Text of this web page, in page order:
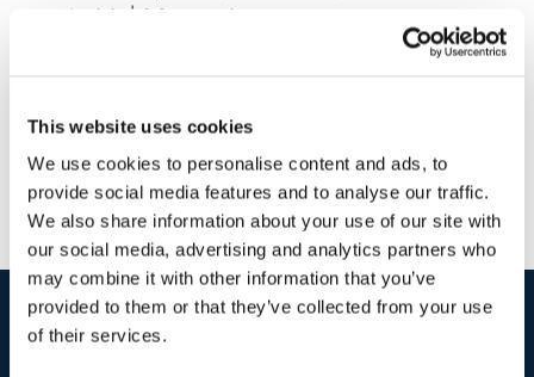
This website uses cookies
We use cookies to personalise content and ads, to
provide social media features and to analyse our traffic.
We also share information about your use of our site with
our social media, advertising and analytics partners who
may combine it with other information that you’ve
provided to them or that they’ve collected from your use
of their services.
condominio
|
0 Commenti
I nostri contatti